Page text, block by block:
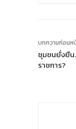
บทความก่อนห
ชุมชนยั่งยืน
ราชการ?